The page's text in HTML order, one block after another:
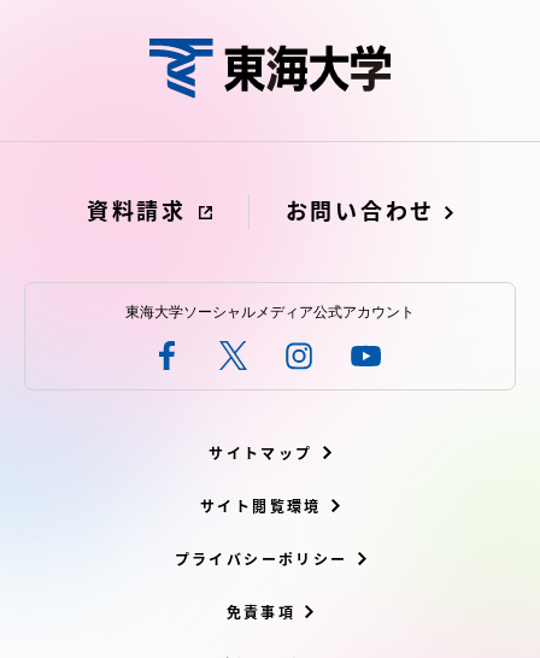
資料請求 お問い合わせ
東海大学ソーシャルメディア公式アカウント
サイトマップ
サイト閲覧環境
プライバシーポリシー
免責事項